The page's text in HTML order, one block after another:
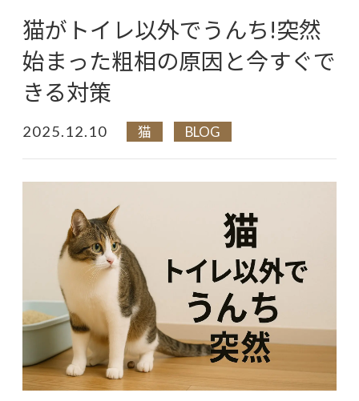
猫がトイレ以外でうんち!突然
始まった粗相の原因と今すぐで
きる対策
2025.12.10 猫 BLOG